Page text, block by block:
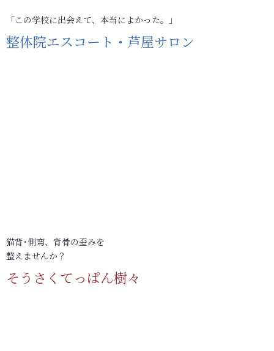
「この学校に出会えて、本当によかった。」
整体院エスコート・芦屋サロン
猫背･側弯、背骨の歪みを
整えませんか？
そうさくてっぱん樹々